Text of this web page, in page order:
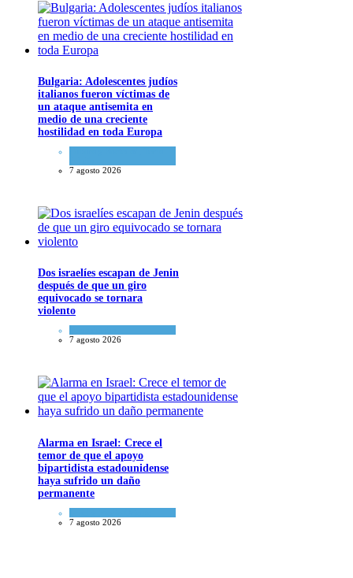
Bulgaria: Adolescentes judíos
italianos fueron víctimas de
un ataque antisemita en
medio de una creciente
hostilidad en toda Europa
7 agosto 2026
Dos israelíes escapan de Jenin
después de que un giro
equivocado se tornara
violento
7 agosto 2026
Alarma en Israel: Crece el
temor de que el apoyo
bipartidista estadounidense
haya sufrido un daño
permanente
7 agosto 2026